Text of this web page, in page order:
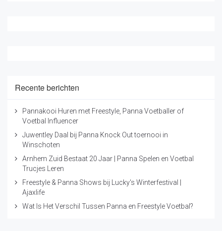
Recente berichten
Pannakooi Huren met Freestyle, Panna Voetballer of
Voetbal Influencer
Juwentley Daal bij Panna Knock Out toernooi in
Winschoten
Arnhem Zuid Bestaat 20 Jaar | Panna Spelen en Voetbal
Trucjes Leren
Freestyle & Panna Shows bij Lucky's Winterfestival |
Ajaxlife
Wat Is Het Verschil Tussen Panna en Freestyle Voetbal?